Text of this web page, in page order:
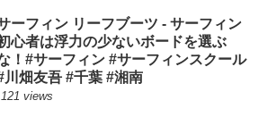
ーフィン リーフブーツ - サーフィン
心者は浮力の少ないボードを選ぶ
！#サーフィン #サーフィンスクール
川畑友吾 #千葉 #湘南
121 views